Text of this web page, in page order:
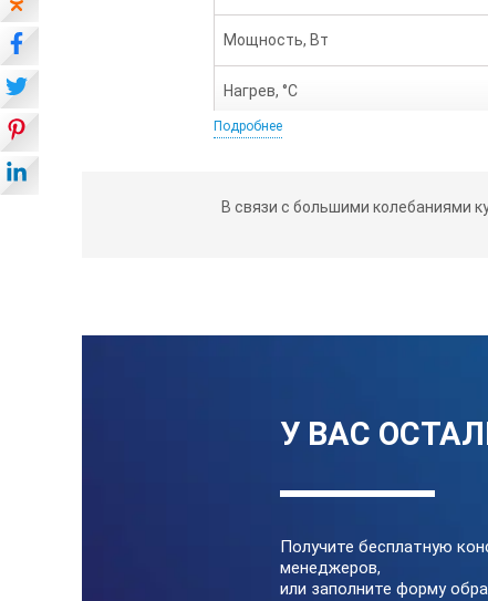
Мощность, Вт
Нагрев, °С
Внешние размеры,Ø мм
Подробнее
В связи с большими колебаниями
У ВАС
Получите бесплатную
менеджеров,
или заполните форму